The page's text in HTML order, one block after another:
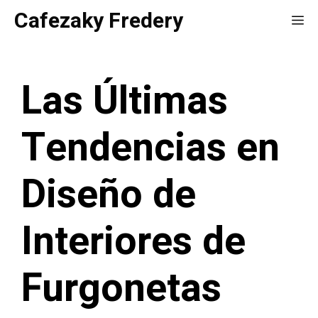
SaltarCafezaky Fredery
Las Últimas
Tendencias en
Diseño de
Interiores de
Furgonetas